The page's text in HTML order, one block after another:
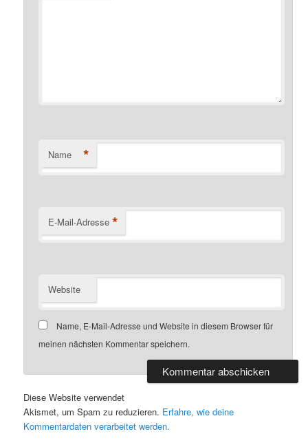
Name *
E-Mail-Adresse *
Website
Name, E-Mail-Adresse und Website in diesem Browser für
meinen nächsten Kommentar speichern.
Diese Website verwendet
Akismet, um Spam zu reduzieren. Erfahre, wie deine
Kommentardaten verarbeitet werden.